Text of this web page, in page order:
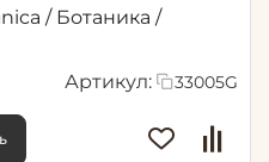
/ Ботаника /
Артикул: 33005G